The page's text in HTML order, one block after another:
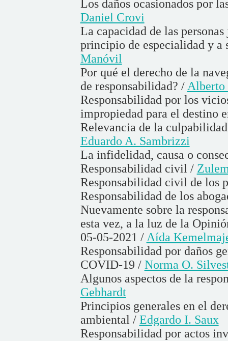
Los daños ocasionados por
Daniel Crovi
La capacidad de las
principio de especialidad y
Manóvil
Por qué el derecho de la
de responsabilidad? /Alberto
Responsabilidad por los
impropiedad para el destino
Relevancia de la
Eduardo A. Sambrizzi
La infidelidad, causa o
Responsabilidad civil /
Responsabilidad civil de los
Responsabilidad de los
Nuevamente sobre la
esta vez, a la luz de la
05-05-2021 /Aída
Responsabilidad por daños
COVID-19 / Norma O.
Algunos aspectos de la
Gebhardt
Principios generales en el
ambiental / Edgardo I. Saux
Responsabilidad por actos